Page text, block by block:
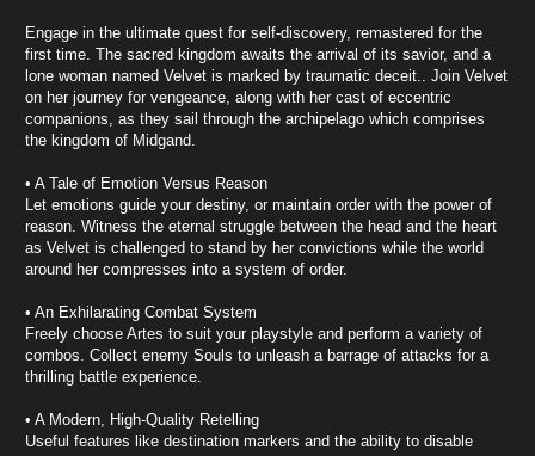
Engage in the ultimate quest for self-discovery, remastered for the
first time. The sacred kingdom awaits the arrival of its savior, and a
lone woman named Velvet is marked by traumatic deceit.. Join Velvet
on her journey for vengeance, along with her cast of eccentric
companions, as they sail through the archipelago which comprises
the kingdom of Midgand.
• A Tale of Emotion Versus Reason
Let emotions guide your destiny, or maintain order with the power of
reason. Witness the eternal struggle between the head and the heart
as Velvet is challenged to stand by her convictions while the world
around her compresses into a system of order.
• An Exhilarating Combat System
Freely choose Artes to suit your playstyle and perform a variety of
combos. Collect enemy Souls to unleash a barrage of attacks for a
thrilling battle experience.
• A Modern, High-Quality Retelling
Useful features like destination markers and the ability to disable